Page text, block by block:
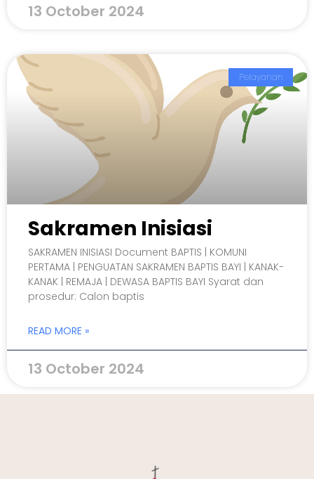
13 October 2024
Pelayanan
Sakramen Inisiasi
SAKRAMEN INISIASI Document BAPTIS | KOMUNI
PERTAMA | PENGUATAN SAKRAMEN BAPTIS BAYI | KANAK-
KANAK | REMAJA | DEWASA BAPTIS BAYI Syarat dan
prosedur: Calon baptis
READ MORE »
13 October 2024